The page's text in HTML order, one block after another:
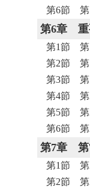
第6節 第
第6章
第1節 第
第2節 第
第3節 第
第4節 第
第5節 第
第6節 第
第7章
第1節 第
第2節 第